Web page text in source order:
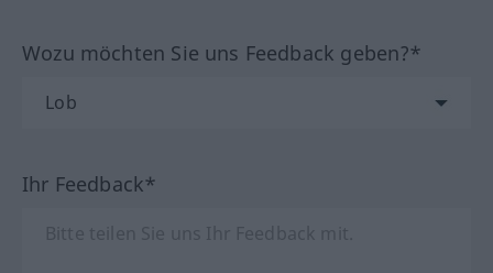
Wozu möchten Sie uns Feedback geben?*
Ihr Feedback*